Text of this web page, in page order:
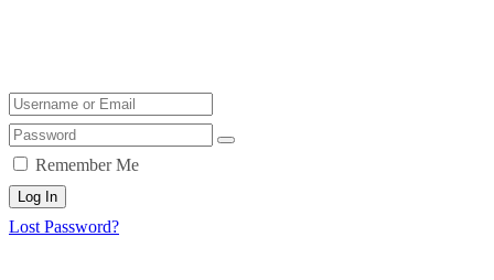
Remember Me
Log In
Lost Password?